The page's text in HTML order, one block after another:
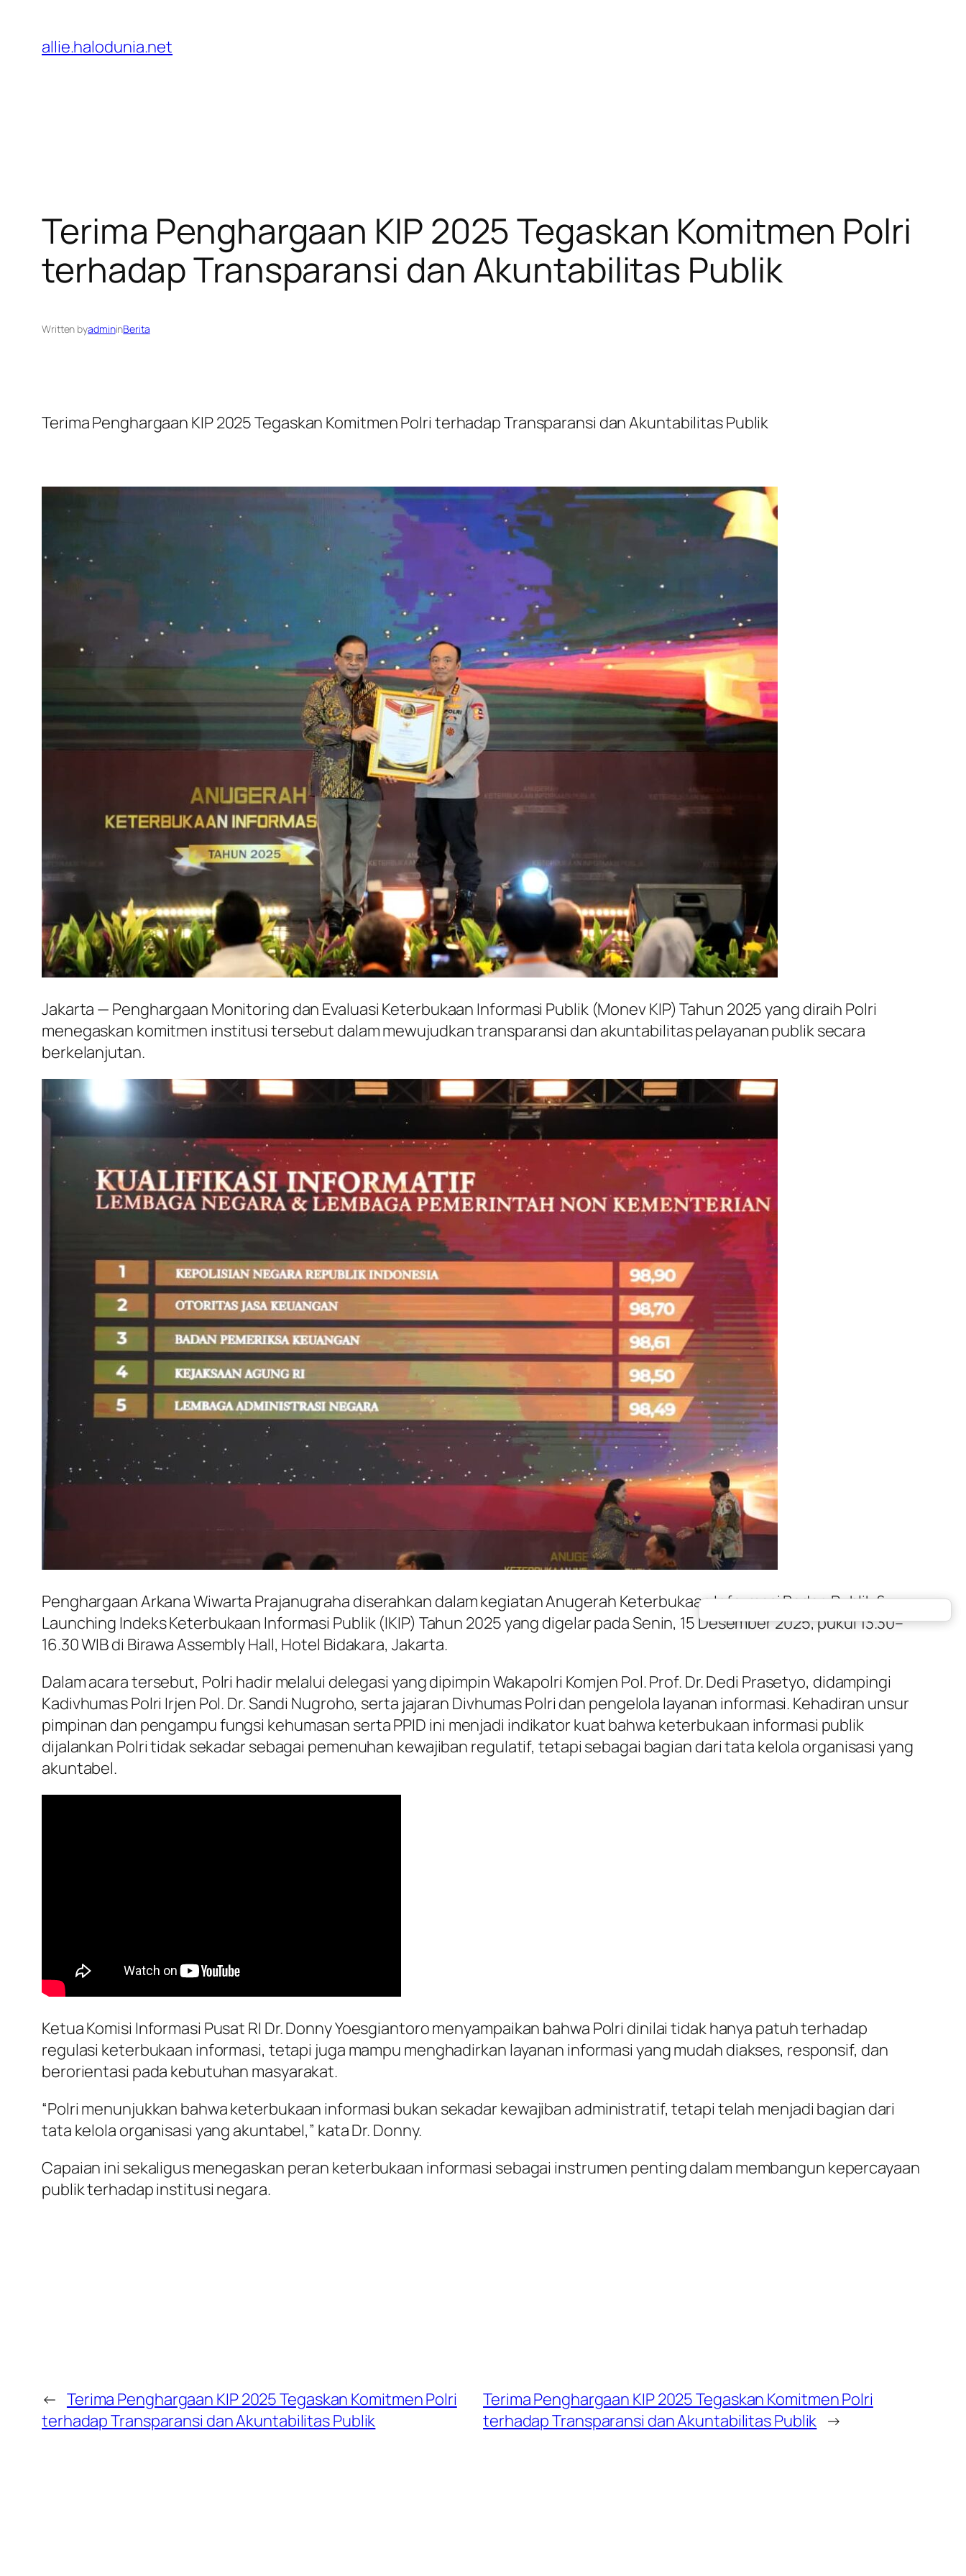
konten
allie.halodunia.net
Terima Penghargaan KIP 2025 Tegaskan Komitmen Polri
terhadap Transparansi dan Akuntabilitas Publik
Written byadmininBerita
Terima Penghargaan KIP 2025 Tegaskan Komitmen Polri terhadap Transparansi dan Akuntabilitas Publik
Jakarta — Penghargaan Monitoring dan Evaluasi Keterbukaan Informasi Publik (Monev KIP) Tahun 2025 yang diraih Polri
menegaskan komitmen institusi tersebut dalam mewujudkan transparansi dan akuntabilitas pelayanan publik secara
berkelanjutan.
Penghargaan Arkana Wiwarta Prajanugraha diserahkan dalam kegiatan Anugerah Keterbukaan Informasi Badan Publik &
Launching Indeks Keterbukaan Informasi Publik (IKIP) Tahun 2025 yang digelar pada Senin, 15 Desember 2025, pukul 13.30–
16.30 WIB di Birawa Assembly Hall, Hotel Bidakara, Jakarta.
Dalam acara tersebut, Polri hadir melalui delegasi yang dipimpin Wakapolri Komjen Pol. Prof. Dr. Dedi Prasetyo, didampingi
Kadivhumas Polri Irjen Pol. Dr. Sandi Nugroho, serta jajaran Divhumas Polri dan pengelola layanan informasi. Kehadiran unsur
pimpinan dan pengampu fungsi kehumasan serta PPID ini menjadi indikator kuat bahwa keterbukaan informasi publik
dijalankan Polri tidak sekadar sebagai pemenuhan kewajiban regulatif, tetapi sebagai bagian dari tata kelola organisasi yang
akuntabel.
Ketua Komisi Informasi Pusat RI Dr. Donny Yoesgiantoro menyampaikan bahwa Polri dinilai tidak hanya patuh terhadap
regulasi keterbukaan informasi, tetapi juga mampu menghadirkan layanan informasi yang mudah diakses, responsif, dan
berorientasi pada kebutuhan masyarakat.
“Polri menunjukkan bahwa keterbukaan informasi bukan sekadar kewajiban administratif, tetapi telah menjadi bagian dari
tata kelola organisasi yang akuntabel,” kata Dr. Donny.
Capaian ini sekaligus menegaskan peran keterbukaan informasi sebagai instrumen penting dalam membangun kepercayaan
publik terhadap institusi negara.
← Terima Penghargaan KIP 2025 Tegaskan Komitmen Polri
terhadap Transparansi dan Akuntabilitas Publik
Terima Penghargaan KIP 2025 Tegaskan Komitmen Polri
terhadap Transparansi dan Akuntabilitas Publik →